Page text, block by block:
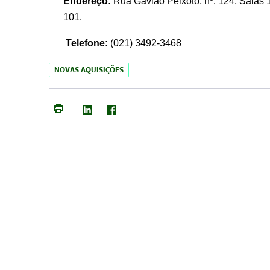
101.
Telefone: (021) 3492-3468
NOVAS AQUISIÇÕES